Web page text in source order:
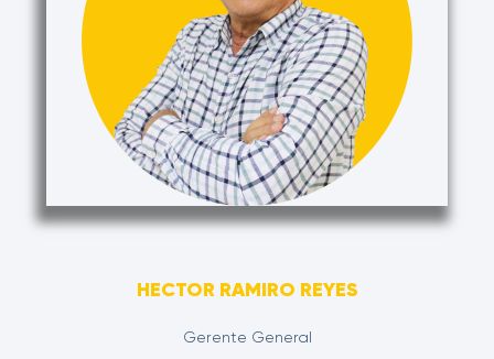
HECTOR RAMIRO REYES
Gerente General